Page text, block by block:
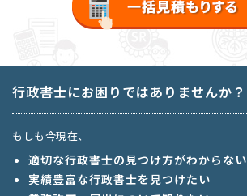
行政書士にお困りではありませんか？
もしも今現在、
適切な行政書士の見つけ方がわからない
実績豊富な行政書士を見つけたい